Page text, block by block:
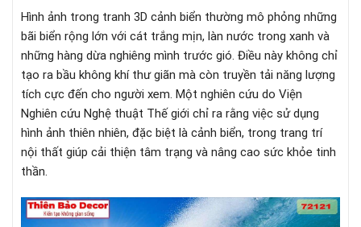
Hình ảnh trong tranh 3D cảnh biển thường mô phỏng những
bãi biển rộng lớn với cát trắng mịn, làn nước trong xanh và
những hàng dừa nghiêng mình trước gió. Điều này không chỉ
tạo ra bầu không khí thư giãn mà còn truyền tải năng lượng
tích cực đến cho người xem. Một nghiên cứu do Viện
Nghiên cứu Nghệ thuật Thế giới chỉ ra rằng việc sử dụng
hình ảnh thiên nhiên, đặc biệt là cảnh biển, trong trang trí
nội thất giúp cải thiện tâm trạng và nâng cao sức khỏe tinh
thần.